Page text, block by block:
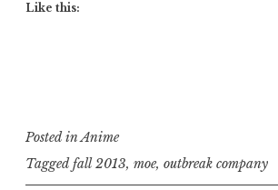
Like this:
Posted inAnime
Taggedfall 2013, moe, outbreak company